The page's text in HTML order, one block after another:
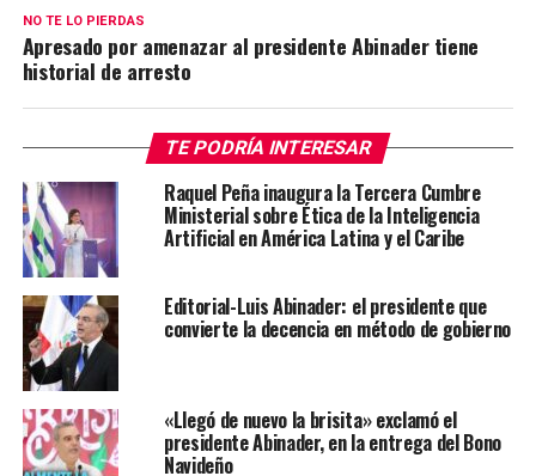
NO TE LO PIERDAS
Apresado por amenazar al presidente Abinader tiene
historial de arresto
TE PODRÍA INTERESAR
Raquel Peña inaugura la Tercera Cumbre
Ministerial sobre Ética de la Inteligencia
Artificial en América Latina y el Caribe
Editorial-Luis Abinader: el presidente que
convierte la decencia en método de gobierno
«Llegó de nuevo la brisita» exclamó el
presidente Abinader, en la entrega del Bono
Navideño